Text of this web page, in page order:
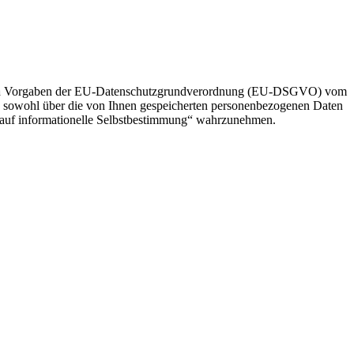
Vorgaben der EU-Datenschutzgrundverordnung (EU-DSGVO) vom
über die von Ihnen gespeicherten personenbezogenen Daten
informationelle Selbstbestimmung“ wahrzunehmen.